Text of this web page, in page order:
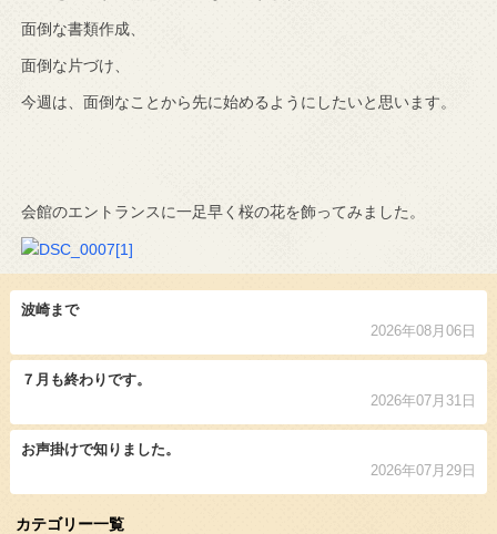
面倒な書類作成、
面倒な片づけ、
今週は、面倒なことから先に始めるようにしたいと思います。
会館のエントランスに一足早く桜の花を飾ってみました。
波崎まで
2026年08月06日
７月も終わりです。
2026年07月31日
お声掛けで知りました。
2026年07月29日
カテゴリー一覧